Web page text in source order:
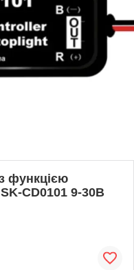
функцією
CD0101 9-30В